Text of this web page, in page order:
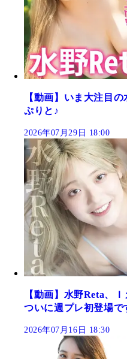
【動画】いま大注目
ぷりと♪
2026年07月29日 18:00
【動画】水野Reta、
ついに週プレ初登場
2026年07月16日 18:30